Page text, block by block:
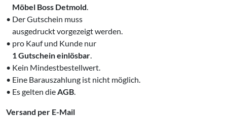
‌ Möbel Boss Detmold
• Der Gutschein muss
‌ ausgedruckt vorgezeigt werden.
• pro Kauf und Kunde nur
‌ 1 Gutschein einlösbar
• Kein Mindestbestellwert.
• Eine Barauszahlung ist nicht möglich.
• Es gelten die AGB
Versand per E-Mail